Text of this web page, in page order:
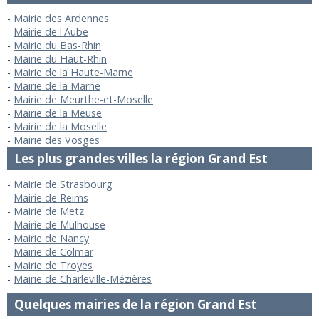
Mairie des Ardennes
Mairie de l'Aube
Mairie du Bas-Rhin
Mairie du Haut-Rhin
Mairie de la Haute-Marne
Mairie de la Marne
Mairie de Meurthe-et-Moselle
Mairie de la Meuse
Mairie de la Moselle
Mairie des Vosges
Les plus grandes villes la région Grand Est
Mairie de Strasbourg
Mairie de Reims
Mairie de Metz
Mairie de Mulhouse
Mairie de Nancy
Mairie de Colmar
Mairie de Troyes
Mairie de Charleville-Mézières
Quelques mairies de la région Grand Est